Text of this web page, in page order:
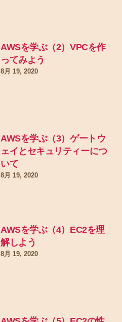
AWSを学ぶ（2）VPCを作
ってみよう
8月 19, 2020
AWSを学ぶ（3）ゲートウ
ェイとセキュリティーにつ
いて
8月 19, 2020
AWSを学ぶ（4）EC2を理
解しよう
8月 19, 2020